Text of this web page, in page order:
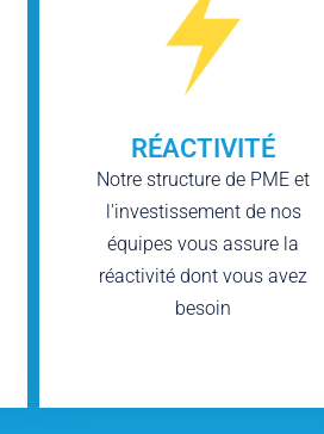
RÉACTIVITÉ
Notre structure de PME et
l'investissement de nos
équipes vous assure la
réactivité dont vous avez
besoin